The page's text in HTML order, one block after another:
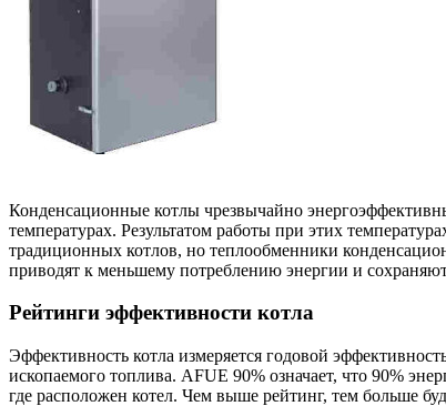
Конденсационные котлы чрезвычайно
температурах. Результатом работы при этих
традиционных котлов, но теплообменники
приводят к меньшему потреблению энергии и
Рейтинги эффективности котла
Эффективность котла измеряется годовой
ископаемого топлива. AFUE 90% означает, что 90%
где расположен котел. Чем выше рейтинг, тем больше